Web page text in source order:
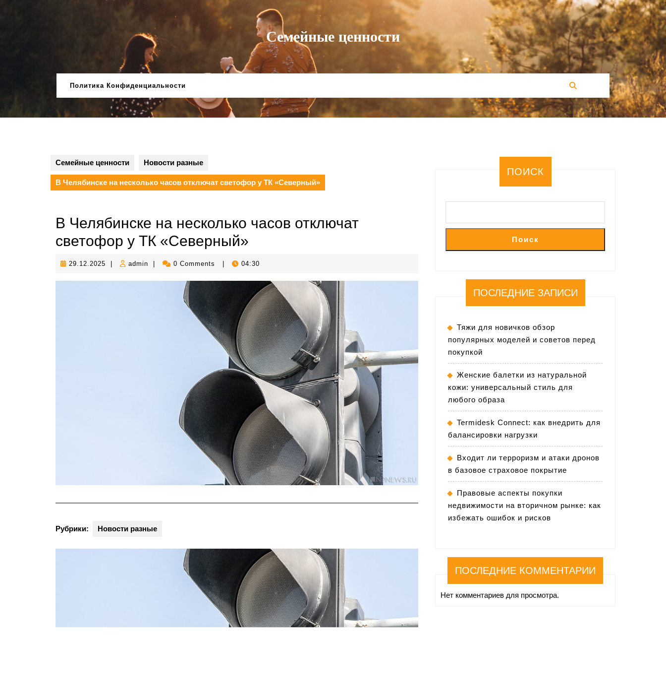
Семейные ценности
Политика Конфиденциальности
Семейные ценности Новости разные
В Челябинске на несколько часов отключат светофор у ТК «Северный»
В Челябинске на несколько часов отключат
светофор у ТК «Северный»
29.12.2025 29.12.2025
admin admin 0 Comments 04:30
Рубрики: Новости разные
ПОИСК
Поиск
ПОСЛЕДНИЕ ЗАПИСИ
Тяжи для новичков обзор
популярных моделей и советов перед
покупкой
Женские балетки из натуральной
кожи: универсальный стиль для
любого образа
Termidesk Connect: как внедрить для
балансировки нагрузки
Входит ли терроризм и атаки дронов
в базовое страховое покрытие
Правовые аспекты покупки
недвижимости на вторичном рынке: как
избежать ошибок и рисков
ПОСЛЕДНИЕ КОММЕНТАРИИ
Нет комментариев для просмотра.